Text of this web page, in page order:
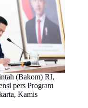
(Bakom) RI,
pers Program
Kamis